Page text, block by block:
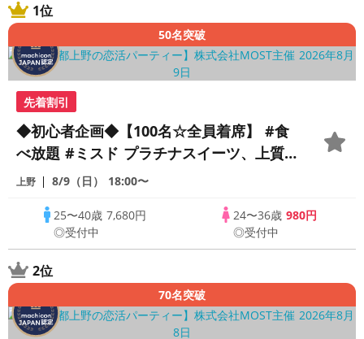
1位
50名突破
先着割引
◆初心者企画◆【100名☆全員着席】 #食
べ放題 #ミスド プラチナスイーツ、上質
ストランでハイランクの出逢いを。
上野 8/9（日） 18:00〜
25〜40歳 7,680円
◎受付中
24〜36歳 980円
◎受付中
2位
70名突破